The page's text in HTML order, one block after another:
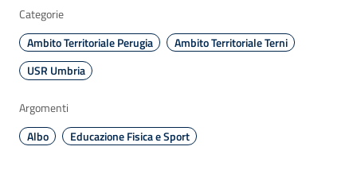
Categorie
Ambito Territoriale Perugia
Ambito Territoriale Terni
USR Umbria
Argomenti
Albo
Educazione Fisica e Sport